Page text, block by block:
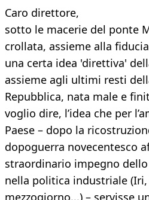
Caro direttore,
sotto le macerie del ponte
crollata, assieme alla
una certa idea 'direttiva'
assieme agli ultimi resti
Repubblica, nata male e
voglio dire, l’idea che per
Paese – dopo la
dopoguerra novecentesco
straordinario impegno dello
nella politica industriale (Iri,
mezzogiorno...) – servisse